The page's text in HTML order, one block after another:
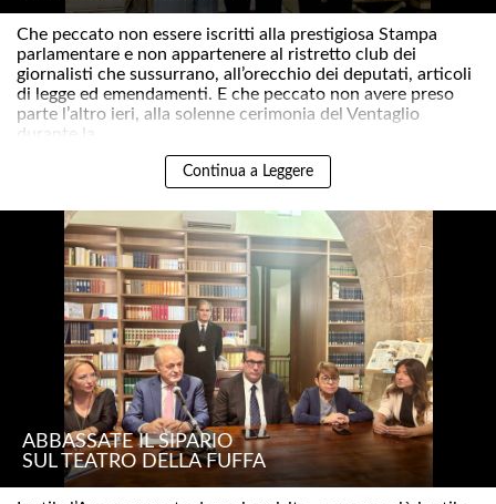
Che peccato non essere iscritti alla prestigiosa Stampa
parlamentare e non appartenere al ristretto club dei
giornalisti che sussurrano, all’orecchio dei deputati, articoli
di legge ed emendamenti. E che peccato non avere preso
parte l’altro ieri, alla solenne cerimonia del Ventaglio
durante la ..
Continua a Leggere
ABBASSATE IL SIPARIO
SUL TEATRO DELLA FUFFA